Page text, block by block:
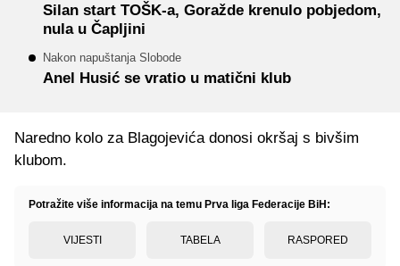
Silan start TOŠK-a, Goražde krenulo pobjedom,
nula u Čapljini
Nakon napuštanja Slobode
Anel Husić se vratio u matični klub
Naredno kolo za Blagojevića donosi okršaj s bivšim
klubom.
Potražite više informacija na temu Prva liga Federacije BiH:
VIJESTI TABELA RASPORED